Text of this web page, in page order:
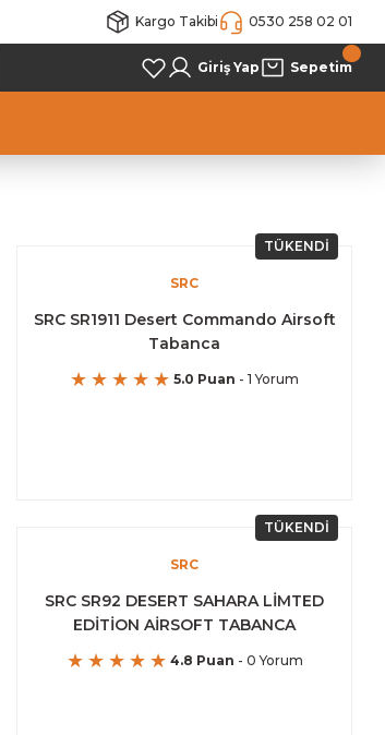
Kargo Takibi 0530 258 02 01
Giriş Yap Sepetim
TÜKENDİ
SRC
SRC SR1911 Desert Commando Airsoft
Tabanca
5.0 Puan - 1 Yorum
TÜKENDİ
SRC
SRC SR92 DESERT SAHARA LİMTED
EDİTİON AİRSOFT TABANCA
4.8 Puan - 0 Yorum